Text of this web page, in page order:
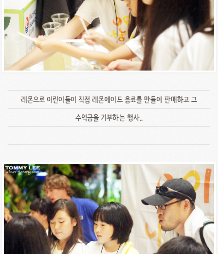
레몬으로 어린이들이 직접 레몬에이드 음료를 만들어 판매하고 그
수익금을 기부하는 행사..